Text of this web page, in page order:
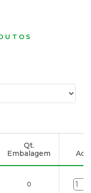
Qt.
Embalagem
0